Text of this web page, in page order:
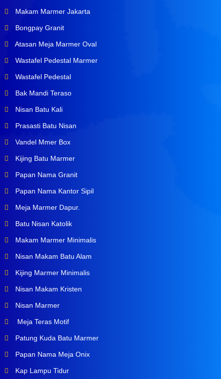
Makam Marmer Jakarta
Bongpay Granit
Atasan Meja Marmer Oval
Wastafel Pedestal Marmer
Wastafel Pedestal
Bak Mandi Teraso
Nisan Batu Kali
Prasasti Batu Nisan
Vandel Mmer Box
Kijing Batu Marmer
Papan Nama Granit
Papan Nama Kantor Sipil
Meja Marmer Dapur.
Batu Nisan Katolik
Makam Marmer Minimalis
Nisan Makam Batu Alam
Kijing Marmer Minimalis
Nisan Makam Kristen
Nisan Marmer
Meja Teras Motif
Patung Kuda Batu Marmer
Papan Nama Meja Onix
Kap Lampu Tidur